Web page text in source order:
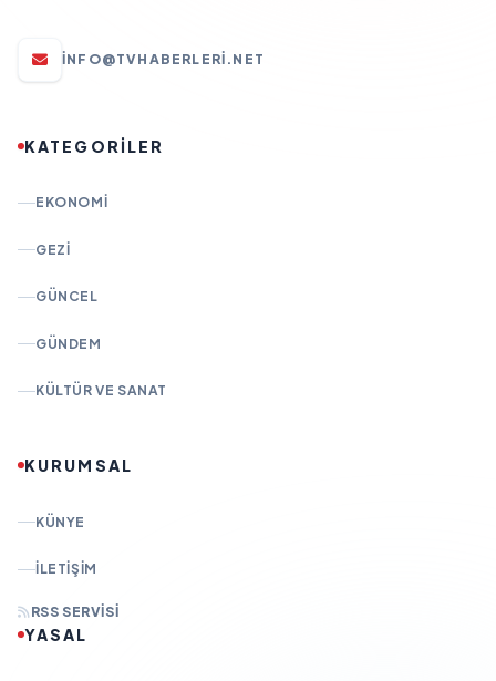
INFO@TVHABERLERI.NET
KATEGORİLER
EKONOMI
GEZI
GÜNCEL
GÜNDEM
KÜLTÜR VE SANAT
KURUMSAL
KÜNYE
İLETIŞIM
RSS SERVISI
YASAL